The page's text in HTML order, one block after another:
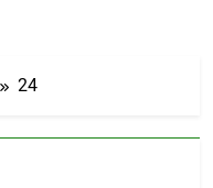
24